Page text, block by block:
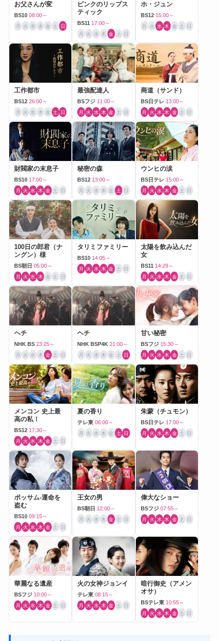
お父さんが変
BS10 08:00～
月 火 水 木 金 土 日
ピンクのリップス
ティック
BS11 17:00～
月 火 水 木 金 土 日
ホ・ジュン
BS12 15:00～
月 火 水 木 金 土 日
工作都市
BS12 26:00～
月 火 水 木 金 土 日
最強配達人
BSフジ 11:00～
月 火 水 木 金 土 日
商道（サンド）
BS日テレ 13:00～
月 火 水 木 金 土 日
財閥家の末息子
BS10 17:00～
月 火 水 木 金 土 日
秘密の森
BS12 13:00～
月 火 水 木 金 土 日
ウンヒの涙
BS日テレ 15:00～
月 火 水 木 金 土 日
100日の郎君（ナ
ングン）様
BS朝日 05:00～
月 火 水 木 金 土 日
タリミファミリー
BS10 14:05～
月 火 水 木 金 土 日
太陽を飲み込んだ
女
BS11 14:29～
月 火 水 木 金 土 日
ヘチ
NHK BS 23:25～
月 火 水 木 金 土 日
ヘチ
NHK BSP4K 21:00～
月 火 水 木 金 土 日
甘い秘密
BSフジ 15:30～
月 火 水 木 金 土 日
メンコン 史上最
高の私！
BS12 17:30～
月 火 水 木 金 土 日
夏の香り
テレ東 06:00～
月 火 水 木 金 土 日
朱蒙（チュモン）
BS日テレ 17:00～
月 火 水 木 金 土 日
ポッサム-運命を
盗む
BS10 09:15～
月 火 水 木 金 土 日
王女の男
BS朝日 12:00～
月 火 水 木 金 土 日
偉大なショー
BSフジ 07:55～
月 火 水 木 金 土 日
華麗なる遺産
BSフジ 10:00～
月 火 水 木 金 土 日
火の女神ジョンイ
テレ東 08:15～
月 火 水 木 金 土 日
暗行御史（アメン
オサ）
BSテレ東 10:55～
月 火 水 木 金 土 日